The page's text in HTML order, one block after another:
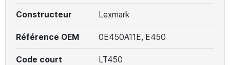
Constructeur Lexmark
Référence OEM 0E450A11E, E450
Code court LT450